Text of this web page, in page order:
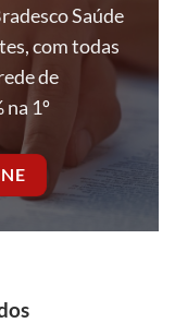
Saúde
com todas
de
1º